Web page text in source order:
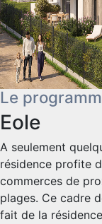
Le
Eole
A seulement
résidence profite
commerces de
plages. Ce cadre
fait de la